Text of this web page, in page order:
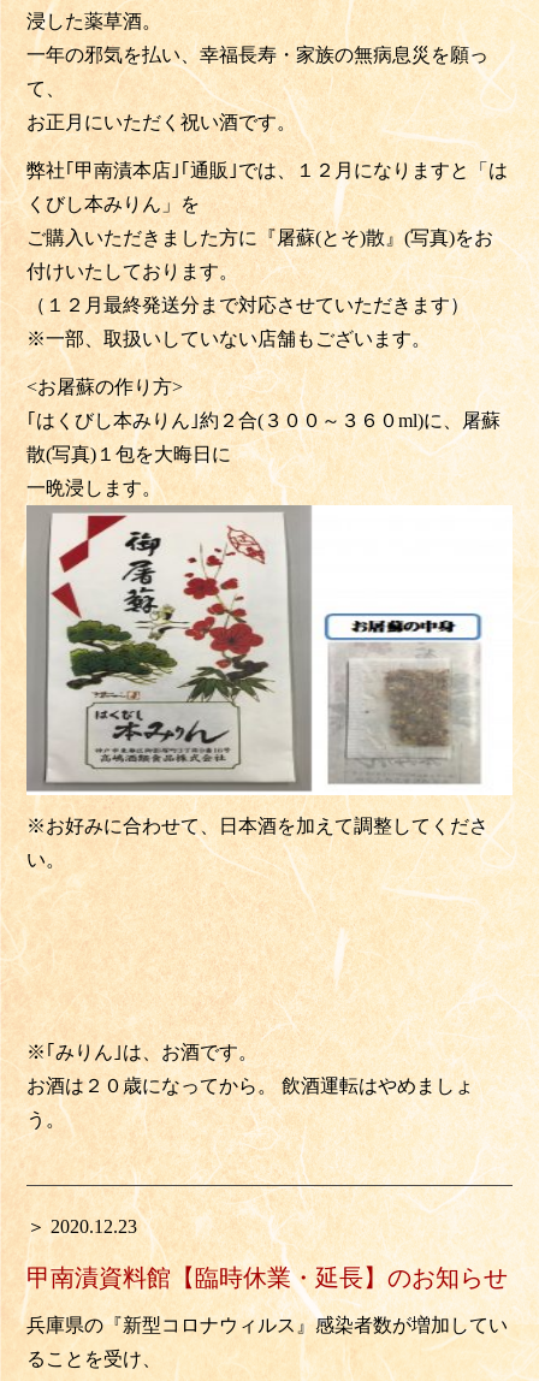
浸した薬草酒。
一年の邪気を払い、幸福長寿・家族の無病息災を願っ
て、
お正月にいただく祝い酒です。
弊社｢甲南漬本店｣｢通販｣では、１２月になりますと「は
くびし本みりん」を
ご購入いただきました方に『屠蘇(とそ)散』(写真)をお
付けいたしております。
（１２月最終発送分まで対応させていただきます）
※一部、取扱いしていない店舗もございます。
<お屠蘇の作り方>
｢はくびし本みりん｣約２合(３００～３６０ml)に、屠蘇
散(写真)１包を大晦日に
一晩浸します。
※お好みに合わせて、日本酒を加えて調整してくださ
い。
※｢みりん｣は、お酒です。
お酒は２０歳になってから。 飲酒運転はやめましょ
う。
＞ 2020.12.23
甲南漬資料館【臨時休業・延長】のお知らせ
兵庫県の『新型コロナウィルス』感染者数が増加してい
ることを受け、